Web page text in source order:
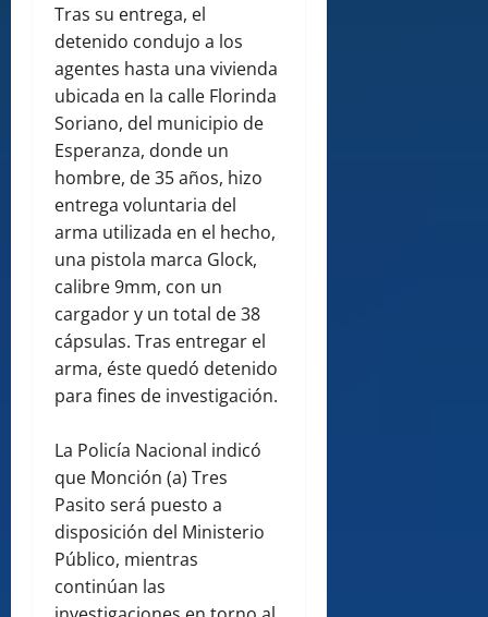
Tras su entrega, el
detenido condujo a los
agentes hasta una vivienda
ubicada en la calle Florinda
Soriano, del municipio de
Esperanza, donde un
hombre, de 35 años, hizo
entrega voluntaria del
arma utilizada en el hecho,
una pistola marca Glock,
calibre 9mm, con un
cargador y un total de 38
cápsulas. Tras entregar el
arma, éste quedó detenido
para fines de investigación.
La Policía Nacional indicó
que Monción (a) Tres
Pasito será puesto a
disposición del Ministerio
Público, mientras
continúan las